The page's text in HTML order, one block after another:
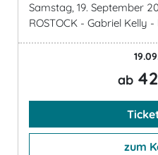
Samstag, 19. September
ROSTOCK - Gabriel Kelly
ab
zum